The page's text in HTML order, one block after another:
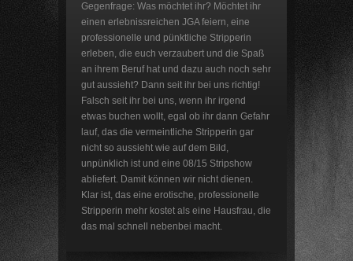
Gegenfrage: Was möchtet ihr? Möchtet ihr
einen erlebnissreichen JGA feiern, eine
professionelle und pünktliche Stripperin
erleben, die euch verzaubert und die Spaß
an ihrem Beruf hat und dazu auch noch sehr
gut aussieht? Dann seit ihr bei uns richtig!
Falsch seit ihr bei uns, wenn ihr irgend
etwas buchen wollt, egal ob ihr dann Gefahr
lauf, das die vermeintliche Stripperin gar
nicht so aussieht wie auf dem Bild,
unpünklich ist und eine 08/15 Stripshow
abliefert. Damit können wir nicht dienen.
Klar ist, das eine erotische, professionelle
Stripperin mehr kostet als eine Hausfrau, die
das mal schnell nebenbei macht.